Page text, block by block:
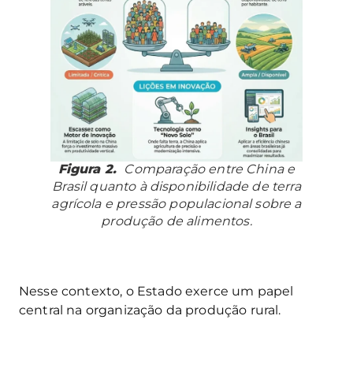
Figura 2. Comparação entre China e
Brasil quanto à disponibilidade de terra
agrícola e pressão populacional sobre a
produção de alimentos.
Nesse contexto, o Estado exerce um papel
central na organização da produção rural.